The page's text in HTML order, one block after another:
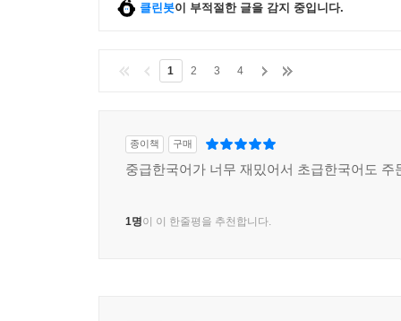
클린봇이 부적절한 글을 감지 중입니다.
1 2 3 4
종이책 구매
중급한국어가 너무 재밌어서 초급한국어도 주
1명이 이 한줄평을 추천합니다.